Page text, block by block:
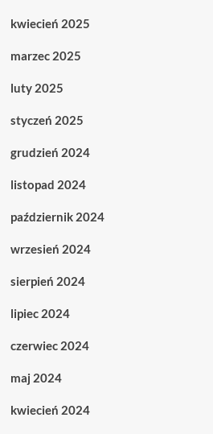
kwiecień 2025
marzec 2025
luty 2025
styczeń 2025
grudzień 2024
listopad 2024
październik 2024
wrzesień 2024
sierpień 2024
lipiec 2024
czerwiec 2024
maj 2024
kwiecień 2024